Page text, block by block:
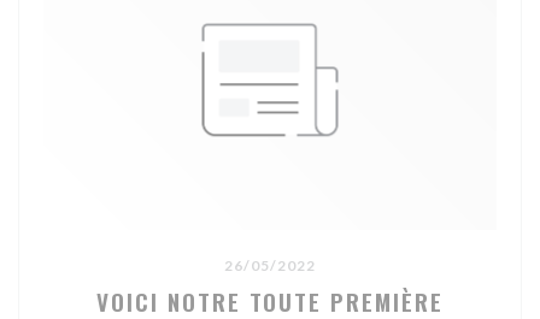
26/05/2022
VOICI NOTRE TOUTE PREMIÈRE